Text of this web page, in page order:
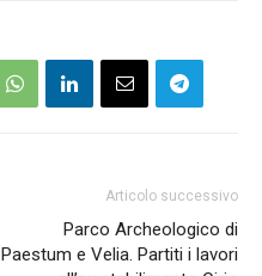
Articolo successivo
Parco Archeologico di
Paestum e Velia. Partiti i lavori